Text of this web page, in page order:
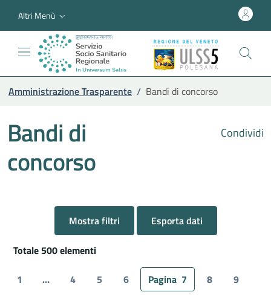
Altri Menù
Amministrazione Trasparente / Bandi di concorso
Condividi
Bandi di
concorso
Mostra filtri Esporta dati
Totale 500 elementi
1
... 4 5 6 Pagina 7 8
9